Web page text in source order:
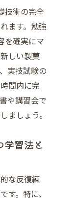
ケジュ
付けたい
認事項ま
プのポイ
技術の完全
ます。勉強
を確実にマ
しい製菓
実技試験の
間内に完
や講習会で
ましょう。
習法と
な反復練
す。特に、